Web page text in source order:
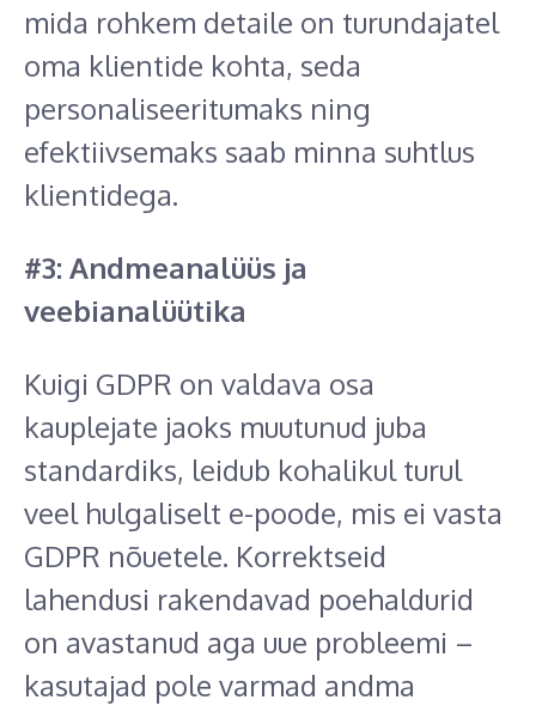
mida rohkem detaile on turundajatel
oma klientide kohta, seda
personaliseeritumaks ning
efektiivsemaks saab minna suhtlus
klientidega.
#3: Andmeanalüüs ja
veebianalüütika
Kuigi GDPR on valdava osa
kauplejate jaoks muutunud juba
standardiks, leidub kohalikul turul
veel hulgaliselt e-poode, mis ei vasta
GDPR nõuetele. Korrektseid
lahendusi rakendavad poehaldurid
on avastanud aga uue probleemi –
kasutajad pole varmad andma